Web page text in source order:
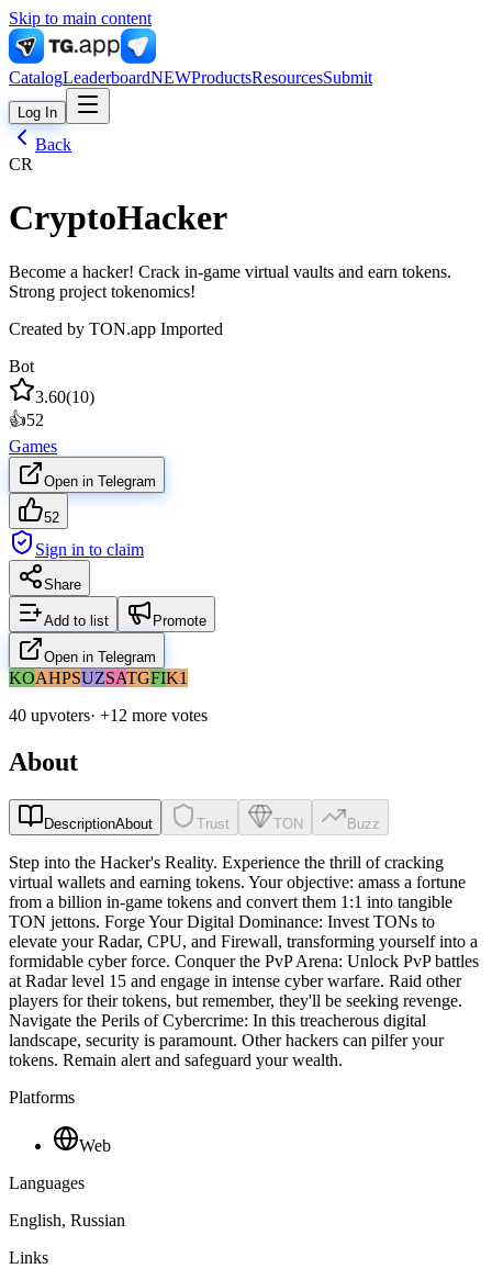
Skip to main content
CatalogLeaderboardNEWProductsResourcesSubmit
Log In
Back
CR
CryptoHacker
Become a hacker! Crack in-game virtual vaults and earn tokens.
Strong project tokenomics!
Created by TON.app Imported
Bot
3.60(10)
👍52
Games
Open in Telegram
52
Sign in to claim
Share
Add to list Promote
Open in Telegram
KOAHPSUZSATGFIK1
40 upvoters· +12 more votes
About
DescriptionAbout Trust TON Buzz
Step into the Hacker's Reality. Experience the thrill of cracking
virtual wallets and earning tokens. Your objective: amass a fortune
from a billion in-game tokens and convert them 1:1 into tangible
TON jettons. Forge Your Digital Dominance: Invest TONs to
elevate your Radar, CPU, and Firewall, transforming yourself into a
formidable cyber force. Conquer the PvP Arena: Unlock PvP battles
at Radar level 15 and engage in intense cyber warfare. Raid other
players for their tokens, but remember, they'll be seeking revenge.
Navigate the Perils of Cybercrime: In this treacherous digital
landscape, security is paramount. Other hackers can pilfer your
tokens. Remain alert and safeguard your wealth.
Platforms
Web
Languages
English, Russian
Links